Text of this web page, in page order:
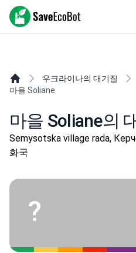
SaveEcoBot
우크라이나의 대기질
마을 Soliane
마을 Soliane의
Semysotska village rada,
화국
?